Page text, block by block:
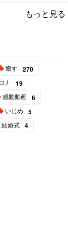
もっと見る
癒す 270
ナ 19
感動動画 6
いじめ 5
結婚式 4